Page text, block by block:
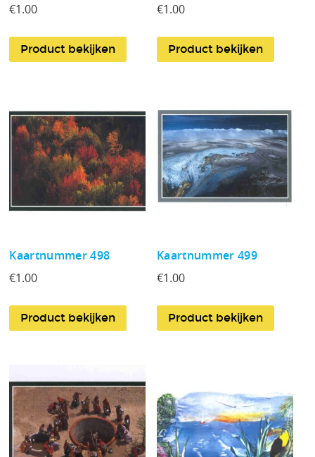
€1.00
Product bekijken
€1.00
Product bekijken
Kaartnummer 498
€1.00
Product bekijken
Kaartnummer 499
€1.00
Product bekijken